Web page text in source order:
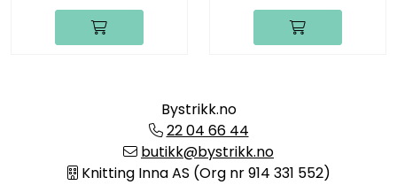
Bystrikk.no
22 04 66 44
butikk@bystrikk.no
Knitting Inna AS (Org nr 914 331 552)